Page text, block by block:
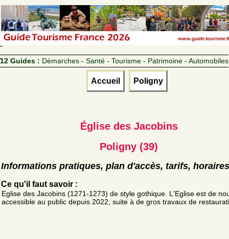
12 Guides : Démarches - Santé - Tourisme - Patrimoine - Automobiles
Accueil Poligny
Église des Jacobins
Poligny (39)
Informations pratiques, plan d'accès, tarifs, horaires
Ce qu'il faut savoir :
Eglise des Jacobins (1271-1273) de style gothique. L'Eglise est de
accessible au public depuis 2022, suite à de gros travaux de